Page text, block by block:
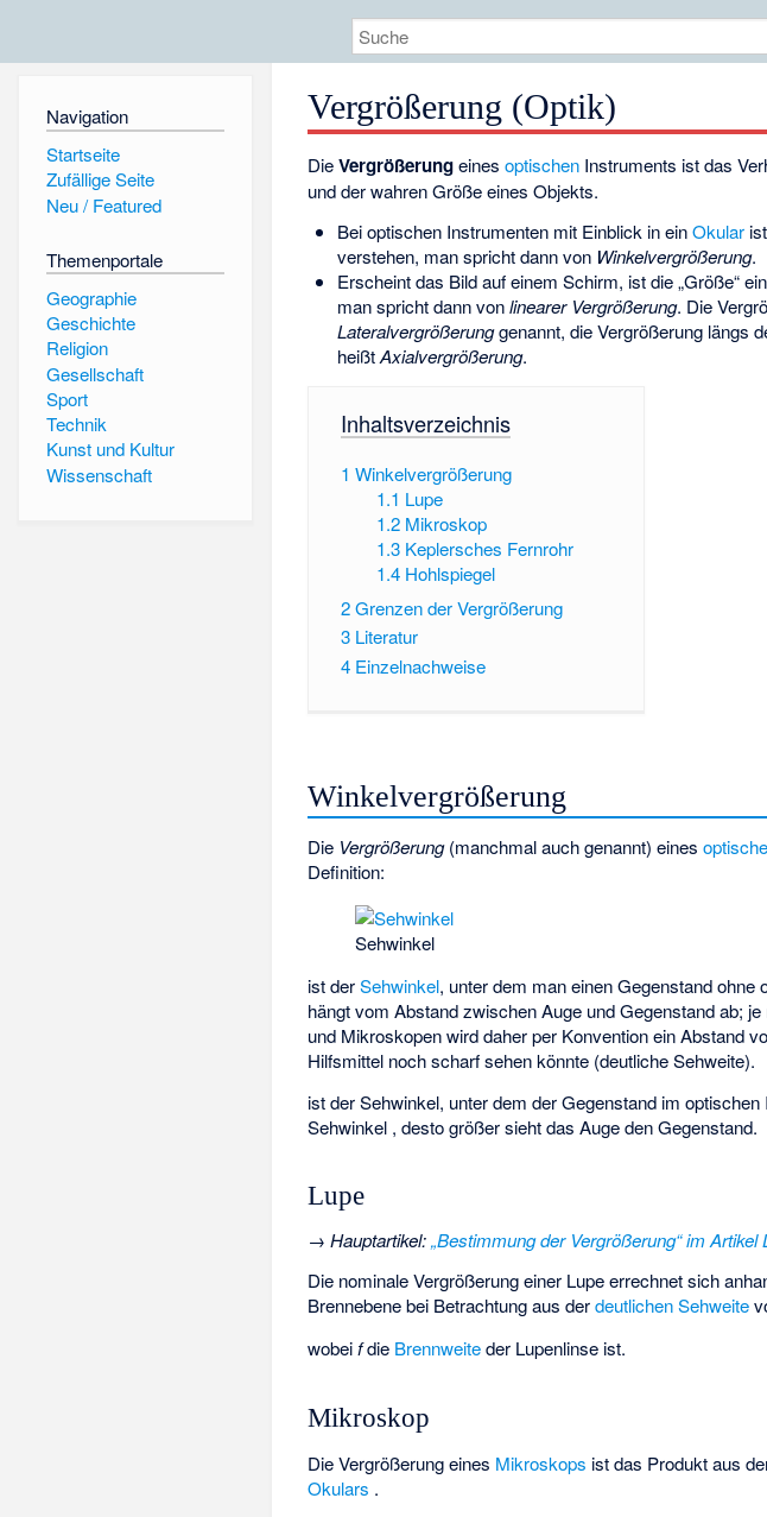
Navigation
Startseite
Zufällige Seite
Neu / Featured
Themenportale
Geographie
Geschichte
Religion
Gesellschaft
Sport
Technik
Kunst und Kultur
Wissenschaft
Vergrößerung (Optik)
DieVergrößerungeinesoptischen Instruments ist das
und der wahren Größe eines Objekts.
Bei optischen Instrumenten mit Einblick in einOkularist
verstehen, man spricht dann von Winkelvergrößerung.
Erscheint das Bild auf einem Schirm, ist die „Größe“
man spricht dann vonlinearer Vergrößerung. Die
Lateralvergrößerunggenannt, die Vergrößerung längs
heißtAxialvergrößerung.
Inhaltsverzeichnis
1 Winkelvergrößerung
1.1 Lupe
1.2 Mikroskop
1.3 Keplersches Fernrohr
1.4 Hohlspiegel
2Grenzen der Vergrößerung
3 Literatur
4 Einzelnachweise
Winkelvergrößerung
Die Vergrößerung (manchmal auchgenannt) eines
Definition:
Sehwinkel
ist derSehwinkel, unter dem man einen Gegenstandohne
hängt vom Abstandzwischen Auge und Gegenstand ab;
und Mikroskopen wird daher per Konvention ein Abstand
Hilfsmittel noch scharf sehen könnte (deutliche Sehweite).
ist der Sehwinkel, unter dem der Gegenstand im
Sehwinkel , desto größer sieht das Auge den Gegenstand.
Lupe
→Hauptartikel:„Bestimmung der Vergrößerung“ im Artikel
Die nominale Vergrößerungeiner Lupe errechnet sich
Brennebene bei Betrachtung aus derdeutlichen Sehweite
wobeifdie Brennweiteder Lupenlinse ist.
Mikroskop
Die Vergrößerung eines Mikroskops ist das Produkt aus
Okulars .